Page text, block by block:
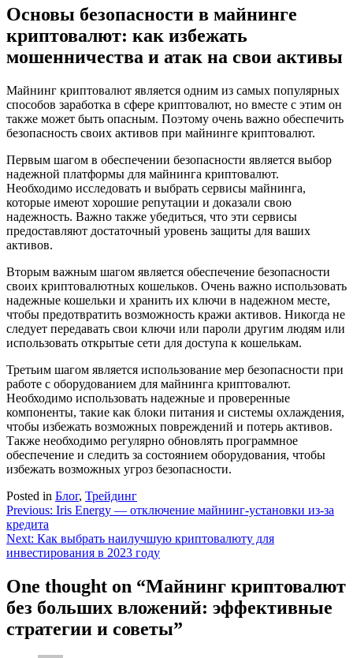
Основы безопасности в майнинге
криптовалют: как избежать
мошенничества и атак на свои активы
Майнинг криптовалют является одним из самых популярных
способов заработка в сфере криптовалют, но вместе с этим он
также может быть опасным. Поэтому очень важно обеспечить
безопасность своих активов при майнинге криптовалют.
Первым шагом в обеспечении безопасности является выбор
надежной платформы для майнинга криптовалют.
Необходимо исследовать и выбрать сервисы майнинга,
которые имеют хорошие репутации и доказали свою
надежность. Важно также убедиться, что эти сервисы
предоставляют достаточный уровень защиты для ваших
активов.
Вторым важным шагом является обеспечение безопасности
своих криптовалютных кошельков. Очень важно использовать
надежные кошельки и хранить их ключи в надежном месте,
чтобы предотвратить возможность кражи активов. Никогда не
следует передавать свои ключи или пароли другим людям или
использовать открытые сети для доступа к кошелькам.
Третьим шагом является использование мер безопасности при
работе с оборудованием для майнинга криптовалют.
Необходимо использовать надежные и проверенные
компоненты, такие как блоки питания и системы охлаждения,
чтобы избежать возможных повреждений и потерь активов.
Также необходимо регулярно обновлять программное
обеспечение и следить за состоянием оборудования, чтобы
избежать возможных угроз безопасности.
Posted in Блог, Трейдинг
Навигация
по
записям
Previous: Iris Energy — отключение майнинг-установки из-за
кредита
Next: Как выбрать наилучшую криптовалюту для
инвестирования в 2023 году
One thought on “Майнинг криптовалют
без больших вложений: эффективные
стратегии и советы”